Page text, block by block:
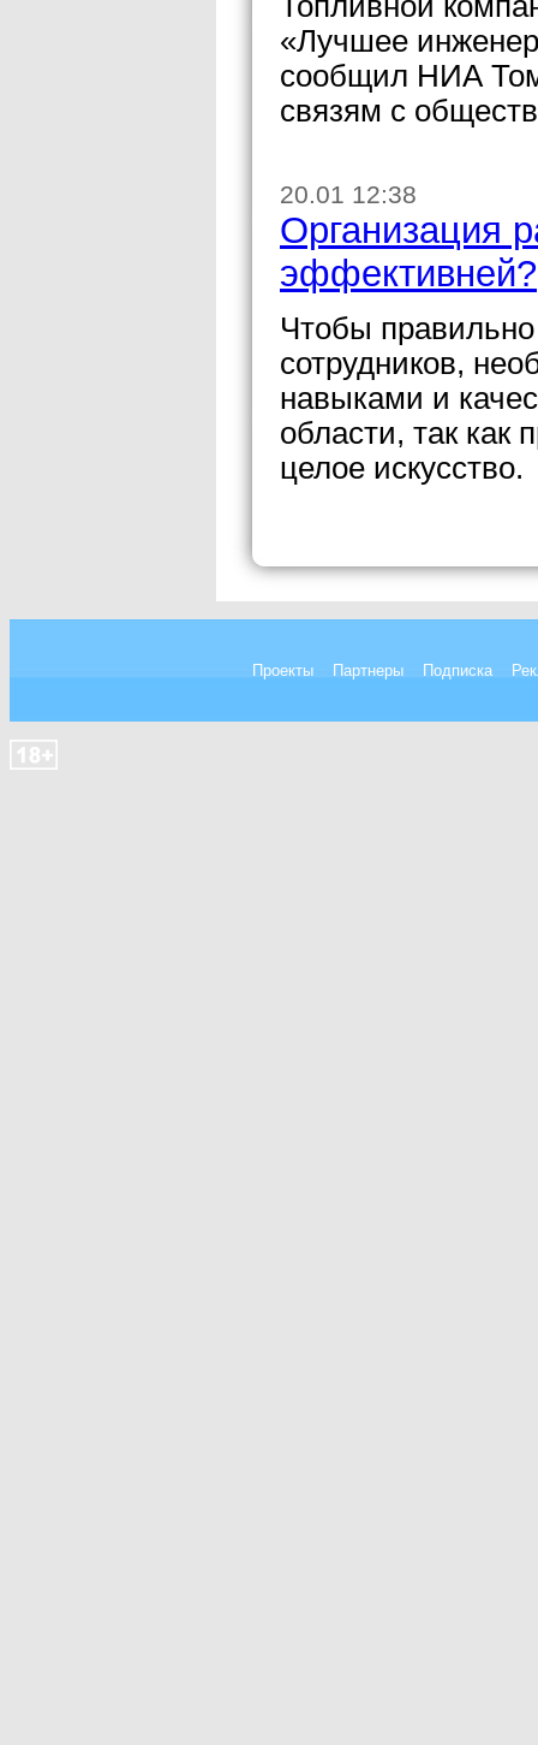
«Лучшее
сообщил НИА
связям с
20.01 12:38
Организация
эффективней?
Чтобы
сотрудников,
навыками и
области, так как
целое искусство.
Проекты Партнеры Подписка